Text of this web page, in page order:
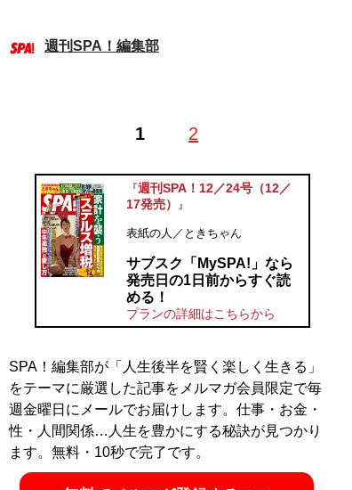
週刊SPA！編集部
1 2
『週刊SPA！12／24号（12／
17発売） 』
表紙の人／ときちゃん
サブスク「MySPA!」なら
発売日の1日前からすぐ読
める！
プランの詳細はこちらから
SPA！編集部が「人生後半を賢く楽しく生きる」
をテーマに厳選した記事をメルマガ会員限定で毎
週金曜日にメールでお届けします。仕事・お金・
性・人間関係…人生を豊かにする秘訣が見つかり
ます。無料・10秒で完了です。